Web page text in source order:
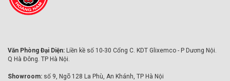
Văn Phòng Đại Diện: Liền kề số 10-30 Cổng C. KDT Glixemco - P Dương Nội.
Q Hà Đông. TP Hà Nội.
Showroom: số 9, Ngõ 128 La Phù, An Khánh, TP Hà Nội